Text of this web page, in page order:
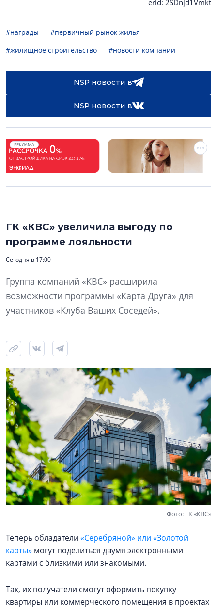
erid: 2SDnjd1Vmkt
#награды
#первичный рынок жилья
#жилищное строительство
#новости компаний
NSP новости в
NSP новости в
РЕКЛАМА
ГК «КВС» увеличила выгоду по
программе лояльности
Сегодня в 17:00
Группа компаний «КВС» расширила
возможности программы «Карта Друга» для
участников «Клуба Ваших Соседей».
Фото: ГК «КВС»
Теперь обладатели «Серебряной» или «Золотой
карты» могут поделиться двумя электронными
картами с близкими или знакомыми.
Так, их получатели смогут оформить покупку
квартиры или коммерческого помещения в проектах